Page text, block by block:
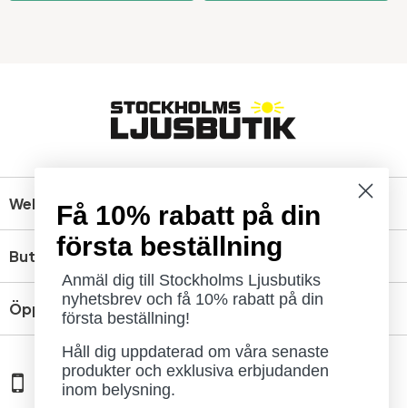
Webbshop
Butik
Öppettider
08 - 654 29 00
Få 10% rabatt på din
första beställning
Anmäl dig till Stockholms Ljusbutiks
nyhetsbrev och få 10% rabatt på din
första beställning!
Håll dig uppdaterad om våra senaste
produkter och exklusiva erbjudanden
inom belysning.